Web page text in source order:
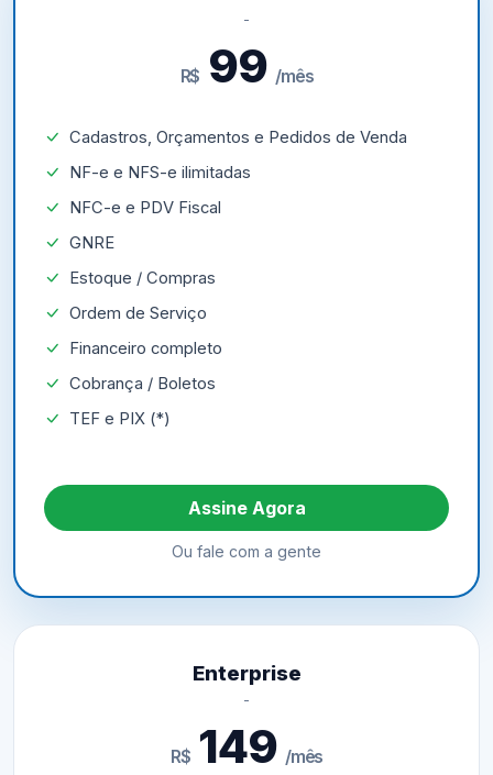
R$ 99 /mês
Cadastros, Orçamentos e Pedidos de Venda
NF-e e NFS-e ilimitadas
NFC-e e PDV Fiscal
GNRE
Estoque / Compras
Ordem de Serviço
Financeiro completo
Cobrança / Boletos
TEF e PIX (*)
Assine Agora
Ou fale com a gente
Enterprise
R$149 /mês